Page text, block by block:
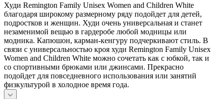
Худи Remington Family Unisex Women and Children White
благодаря широкому размерному ряду подойдет для детей,
подростков и женщин. Худи очень универсальная и станет
незаменимой вещью в гардеробе любой модницы или
модника. Капюшон, карман-кенгуру подчеркивают стиль. В
связи с универсальностью кроя худи Remington Family Unisex
Women and Children White можно сочетать как с юбкой, так и
со спортивными брюками или джинсами. Прекрасно
подойдет для повседневного использования или занятий
физкультурой в холодное время года.